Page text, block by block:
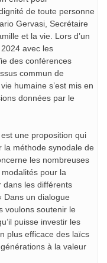
de toute personne
Gervasi, Secrétaire
et la vie. Lors d’un
avec les
des conférences
commun de
humaine s’est mis en
données par le
une proposition qui
la méthode synodale de
les nombreuses
pour la
dans les différents
Dans un dialogue
voulons soutenir le
puisse investir les
plus efficace des laïcs
à la valeur